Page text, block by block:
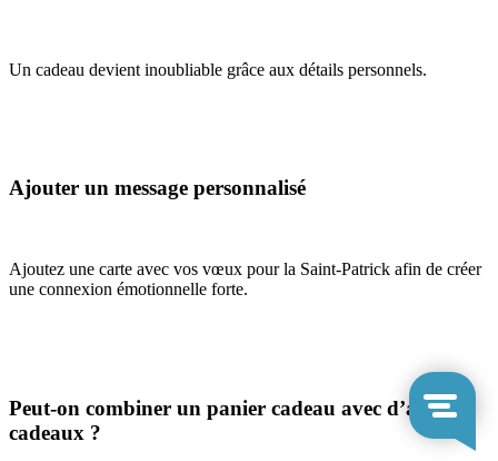
Un cadeau devient inoubliable grâce aux détails personnels.
Ajouter un message personnalisé
Ajoutez une carte avec vos vœux pour la Saint-Patrick afin de créer
une connexion émotionnelle forte.
Peut-on combiner un panier cadeau avec d’autres
cadeaux ?